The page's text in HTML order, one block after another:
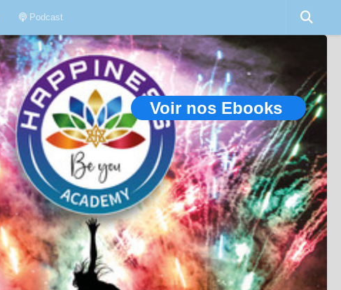
Podcast
Voir nos Ebooks